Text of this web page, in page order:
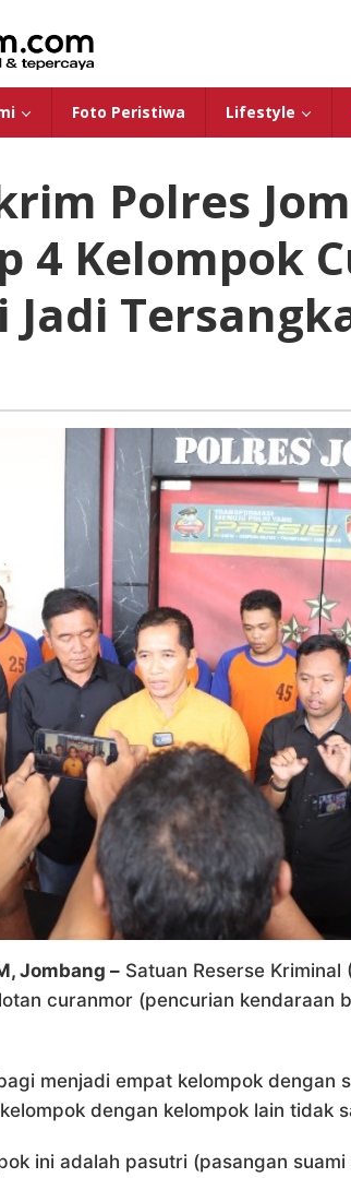
Foto Peristiwa Lifestyle
Polres
4 Kelompok
Jadi
Jombang – Satuan Reserse
curanmor (pencurian kendaraan
menjadi empat kelompok dengan
dengan kelompok lain tidak
ini adalah pasutri (pasangan